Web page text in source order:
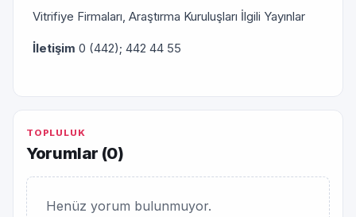
Vitrifiye Firmaları, Araştırma Kuruluşları İlgili Yayınlar
İletişim 0 (442); 442 44 55
TOPLULUK
Yorumlar (0)
Henüz yorum bulunmuyor.